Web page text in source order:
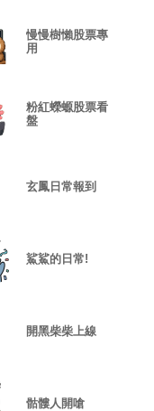
慢慢樹懶股票專
用
粉紅蠑螈股票看
盤
玄鳳日常報到
鯊鯊的日常!
開黑柴柴上線
骷髏人開嗆